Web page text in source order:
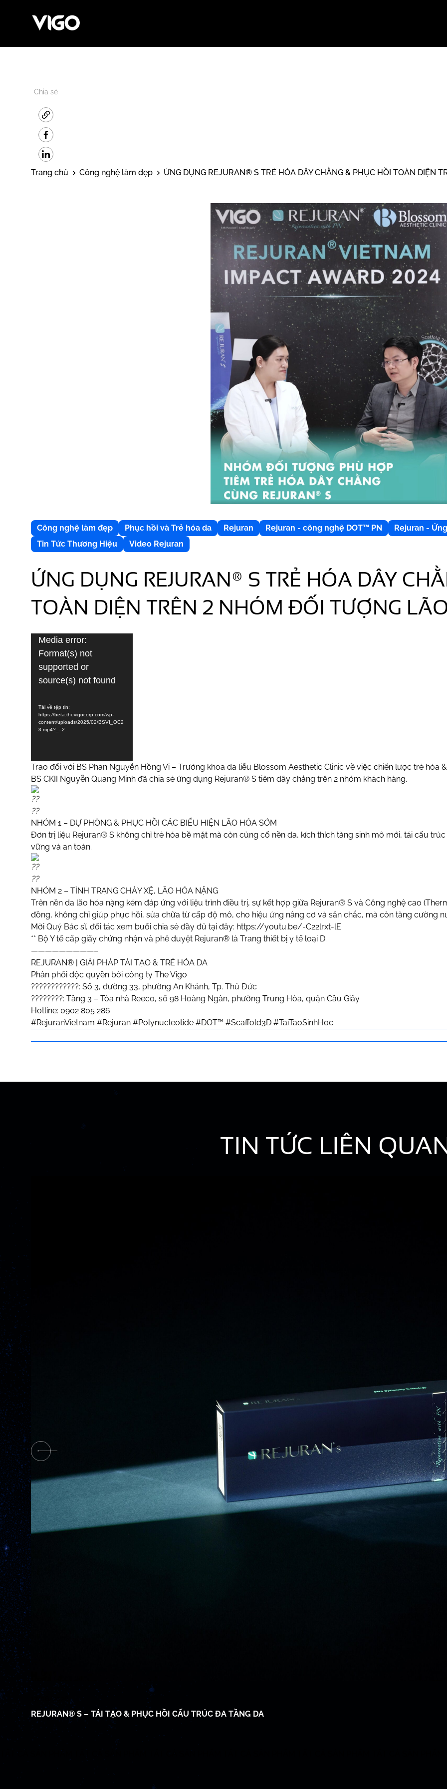
Chia sẻ
Trang chủ Công nghệ làm đẹp ỨNG DỤNG REJURAN® S TRẺ HÓA DÂY CHẰNG & PHỤC HỒI TOÀN DIỆN
Công nghệ làm đẹp Phục hồi và Trẻ hóa da Rejuran Rejuran - công nghệ DOT™ PN
Rejuran -
Tin Tức Thương Hiệu
Video Rejuran
ỨNG DỤNG REJURAN® S TRẺ HÓA DÂY
TOÀN DIỆN TRÊN 2 NHÓM ĐỐI TƯỢNG
d
e
o
Media error:
Format(s) not
supported or
source(s) not found
Tải về tệp tin:
https://beta.thevigocorp.com/wp-
content/uploads/2025/02/BSVI_OC2
3.mp4?_=2
Trao đổi với BS Phan Nguyễn Hồng Vi – Trưởng khoa da liễu Blossom Aesthetic Clinic về việc chiến lược trẻ hóa
BS CKII Nguyễn Quang Minh đã chia sẻ ứng dụng Rejuran® S tiêm dây chằng trên 2 nhóm khách hàng.
NHÓM 1 – DỰ PHÒNG & PHỤC HỒI CÁC BIỂU HIỆN LÃO HÓA SỚM
Đơn trị liệu Rejuran® S không chỉ trẻ hóa bề mặt mà còn củng cố nền da, kích thích tăng sinh mô mới, tái cấu
vững và an toàn.
NHÓM 2 – TÌNH TRẠNG CHẢY XỆ, LÃO HÓA NẶNG
Trên nền da lão hóa nặng kém đáp ứng với liệu trình điều trị, sự kết hợp giữa Rejuran® S và Công nghệ cao
đồng, không chỉ giúp phục hồi, sửa chữa từ cấp độ mô, cho hiệu ứng nâng cơ và săn chắc, mà còn tăng cường
Mời Quý Bác sĩ, đối tác xem buổi chia sẻ đầy đủ tại đây: https://youtu.be/-C22lrxt-lE
** Bộ Y tế cấp giấy chứng nhận và phê duyệt Rejuran® là Trang thiết bị y tế loại D.
—————————–
REJURAN® | GIẢI PHÁP TÁI TẠO & TRẺ HÓA DA
Phân phối độc quyền bởi công ty The Vigo
????????????: Số 3, đường 33, phường An Khánh, Tp. Thủ Đức
????????: Tầng 3 – Tòa nhà Reeco, số 98 Hoàng Ngân, phường Trung Hòa, quận Cầu Giấy
Hotline: 0902 805 286
#RejuranVietnam #Rejuran #Polynucleotide #DOT™ #Scaffold3D #TaiTaoSinhHoc
TIN TỨC LIÊN
17/06/2026
REJURAN® S – TÁI TẠO & PHỤC HỒI CẤU TRÚC ĐA TẦNG DA
TẤT CẢ SẢN PHẨM